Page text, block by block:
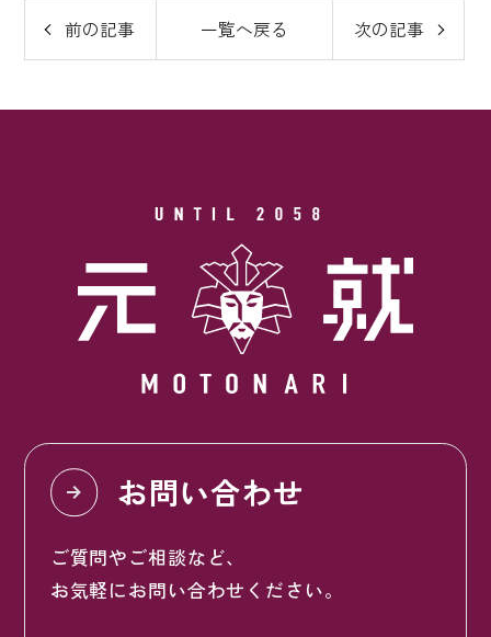
前の記事 一覧へ戻る 次の記事
お問い合わせ
ご質問やご相談など、
お気軽にお問い合わせください。